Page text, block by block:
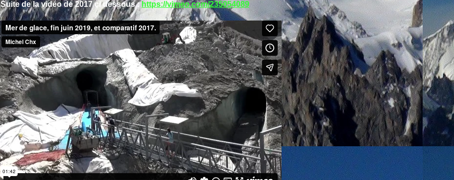
Suite de la vidéo de 2017 çi dessous : https://vimeo.com/235054089